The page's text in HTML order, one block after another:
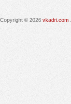
Copyright © 2026 vkadri.com